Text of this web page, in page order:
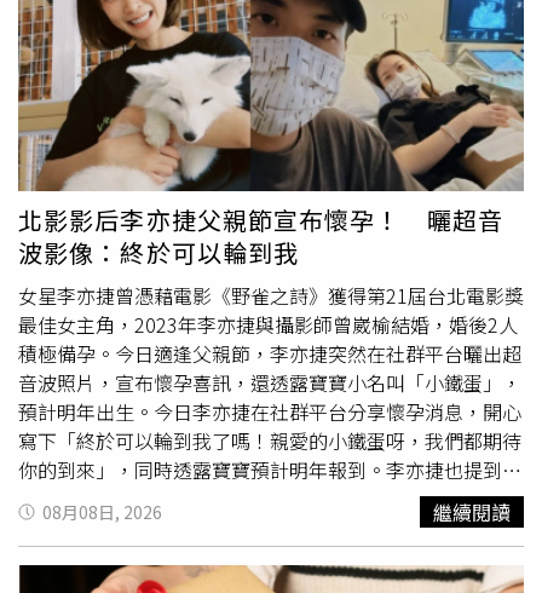
北影影后李亦捷父親節宣布懷孕！ 曬超音
波影像：終於可以輪到我
女星李亦捷曾憑藉電影《野雀之詩》獲得第21屆台北電影獎
最佳女主角，2023年李亦捷與攝影師曾崴榆結婚，婚後2人
積極備孕。今日適逢父親節，李亦捷突然在社群平台曬出超
音波照片，宣布懷孕喜訊，還透露寶寶小名叫「小鐵蛋」，
預計明年出生。今日李亦捷在社群平台分享懷孕消息，開心
寫下「終於可以輪到我了嗎！親愛的小鐵蛋呀，我們都期待
你的到來」，同時透露寶寶預計明年報到。李亦捷也提到，
大嫂目前同樣懷有身孕，預計再過1個多月就會生下寶寶，
姑嫂接連懷孕，讓家中增添不少喜氣。李亦捷也PO出診間
照片，畫面中曾崴榆戴著黑色鴨舌帽與口罩，拿著手機自
拍，李亦捷則躺在診察床上，身穿黑色上衣，手放在孕肚
08月08日, 2026 繼續閱讀